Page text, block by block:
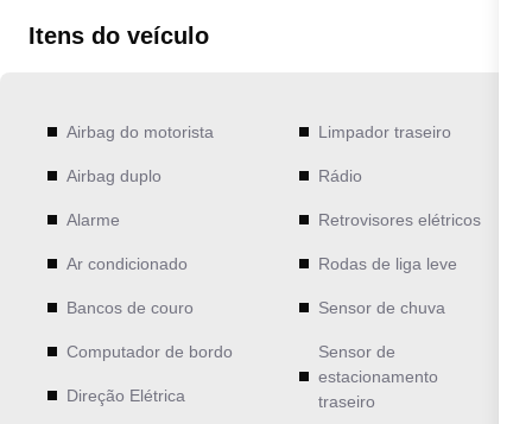
Itens do veículo
Airbag do motorista
Airbag duplo
Alarme
Ar condicionado
Bancos de couro
Computador de bordo
Direção Elétrica
Limpador traseiro
Rádio
Retrovisores elétricos
Rodas de liga leve
Sensor de chuva
Sensor de
estacionamento
traseiro